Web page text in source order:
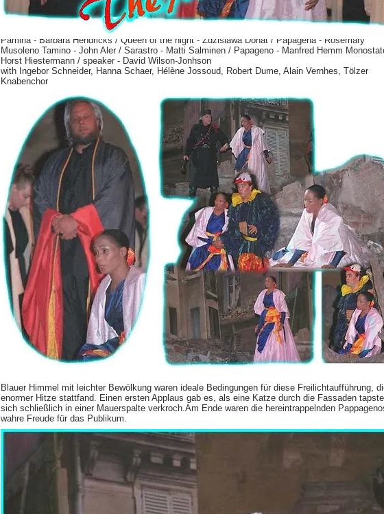
Pamina - Barbara Hendricks / Queen of the night - Zdzislawa Donat / Papagena - Rosemary
Musoleno Tamino - John Aler / Sarastro - Matti Salminen / Papageno - Manfred Hemm
Horst Hiestermann / speaker - David Wilson-Jonhson
with Ingebor Schneider, Hanna Schaer, Hélène Jossoud, Robert Dume, Alain Vernhes, Tölzer
Knabenchor
Blauer Himmel mit leichter Bewölkung waren ideale Bedingungen für diese Freilichtaufführung,
enormer Hitze stattfand. Einen ersten Applaus gab es, als eine Katze durch die Fassaden
sich schließlich in einer Mauerspalte verkroch.Am Ende waren die hereintrappelnden
wahre Freude für das Publikum.